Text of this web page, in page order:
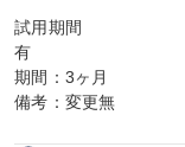
試用期間
有
期間：3ヶ月
備考：変更無